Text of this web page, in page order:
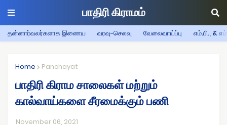
பாதிரி கிராமம்
தன்னார்வலர்களாக இணைய வரவு-செலவு வேலைவாய்ப்பு எம்.பி., &
Home Panchayat
பாதிரி கிராம சாலைகள் மற்றும்
கால்வாய்களை சீரமைக்கும் பணி
November 06, 2021